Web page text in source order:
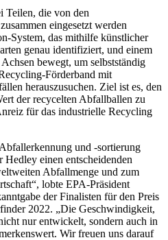
Teilen, die von den
eingesetzt werden
System, das mithilfe künstlicher
genau identifiziert, und einem
bewegt, um selbstständig
Förderband mit
herauszusuchen. Ziel ist es, den
der recycelten Abfallballen zu
für das industrielle Recycling
und -sortierung
einen entscheidenden
Abfallmenge und zum
lobte EPA-Präsident
der Finalisten für den Preis
2022. „Die Geschwindigkeit,
nur entwickelt, sondern auch in
Wir freuen uns darauf